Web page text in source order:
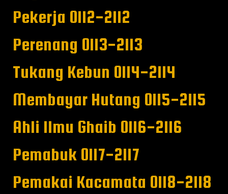
Pekerja 0112-2112
Perenang 0113-2113
Tukang Kebun 0114-2114
Membayar Hutang 0115-2115
Ahli Ilmu Ghaib 0116-2116
Pemabuk 0117-2117
Pemakai Kacamata 0118-2118